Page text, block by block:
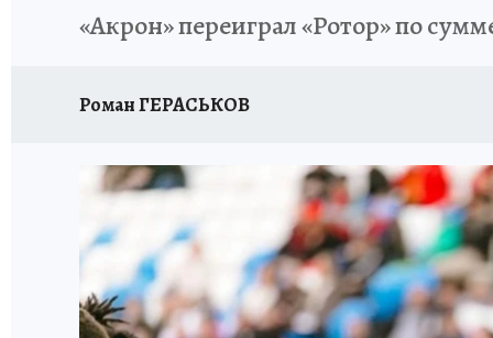
ЗАПОВЕДНАЯ РОССИЯ СЧАСТЬЕ В СЕМЬЕ
«Акрон» переиграл «Ротор» по
Роман ГЕРАСЬКОВ